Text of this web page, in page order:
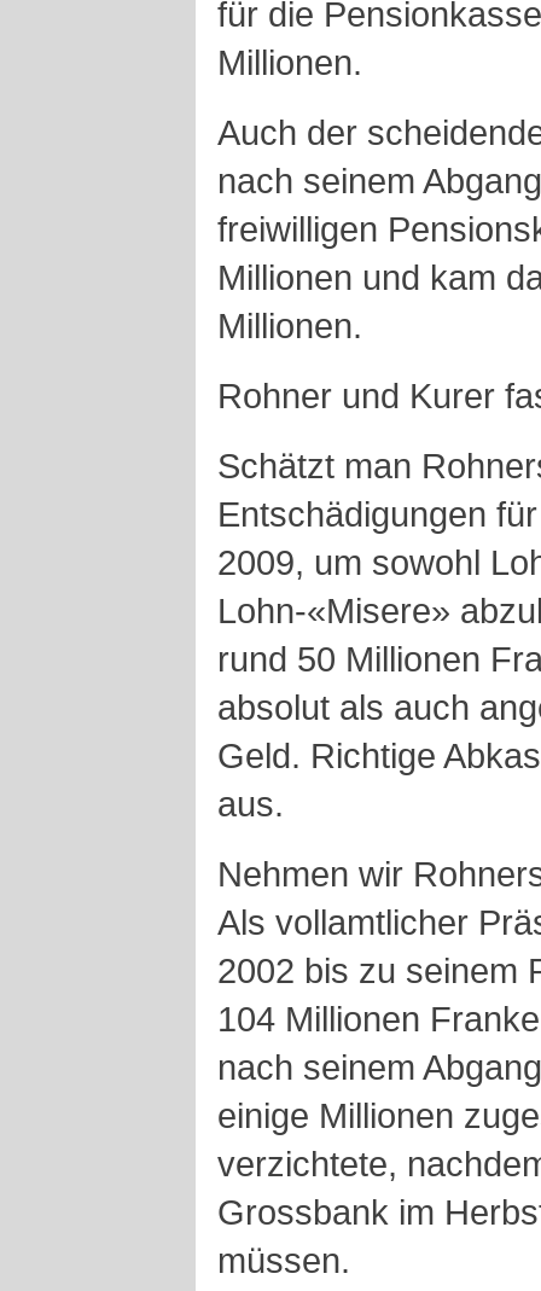
für die
Millionen.
Auch der
nach seinem
freiwilligen
Millionen und kam
Millionen.
Rohner und Kurer
Schätzt man
Entschädigungen
2009, um sowohl
Lohn-«Misere»
rund 50 Millionen
absolut als auch
Geld. Richtige
aus.
Nehmen wir
Als vollamtlicher
2002 bis zu seinem
104 Millionen
nach seinem
einige Millionen
verzichtete,
Grossbank im
müssen.